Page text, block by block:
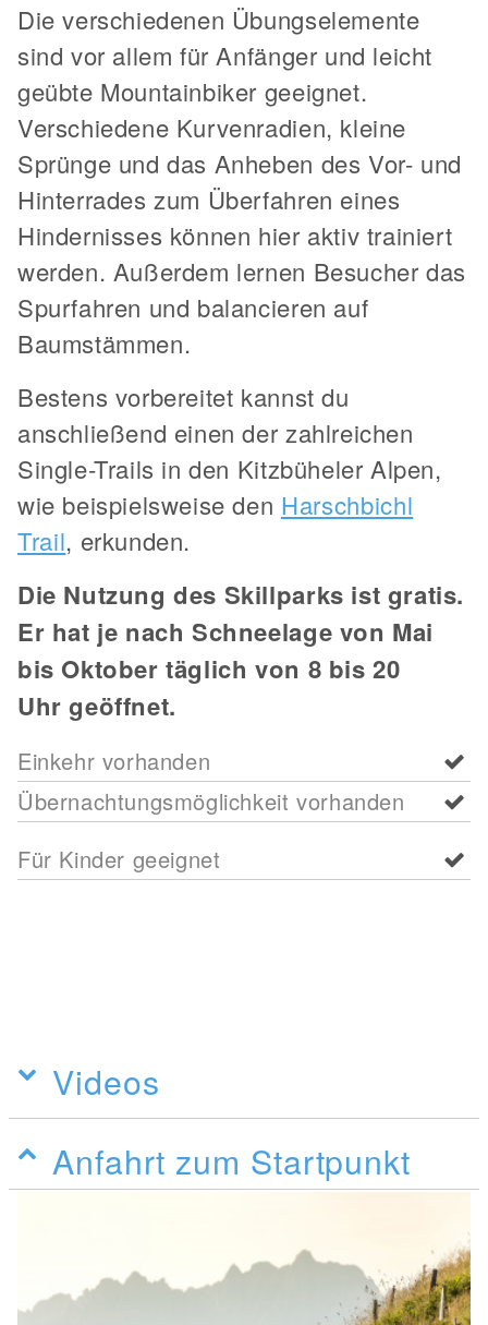
Die verschiedenen Übungselemente
sind vor allem für Anfänger und leicht
geübte Mountainbiker geeignet.
Verschiedene Kurvenradien, kleine
Sprünge und das Anheben des Vor- und
Hinterrades zum Überfahren eines
Hindernisses können hier aktiv trainiert
werden. Außerdem lernen Besucher das
Spurfahren und balancieren auf
Baumstämmen.
Bestens vorbereitet kannst du
anschließend einen der zahlreichen
Single-Trails in den Kitzbüheler Alpen,
wie beispielsweise den Harschbichl
Trail, erkunden.
Die Nutzung des Skillparks ist gratis.
Er hat je nach Schneelage von Mai
bis Oktober täglich von 8 bis 20
Uhr geöffnet.
Einkehr vorhanden
Übernachtungsmöglichkeit vorhanden
Für Kinder geeignet
Videos
Anfahrt zum Startpunkt